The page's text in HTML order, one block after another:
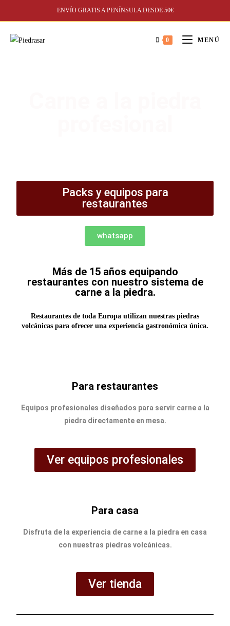
ENVÍO GRATIS A PENÍNSULA DESDE 50€
0 MENÚ
Packs y equipos para
restaurantes
whatsapp
Más de 15 años equipando
restaurantes con nuestro sistema de
carne a la piedra.
Restaurantes de toda Europa utilizan nuestras piedras
volcánicas para ofrecer una experiencia gastronómica única.
Para restaurantes
Equipos profesionales diseñados para servir carne a la
piedra directamente en mesa.
Ver equipos profesionales
Para casa
Disfruta de la experiencia de carne a la piedra en casa
con nuestras piedras volcánicas.
Ver tienda